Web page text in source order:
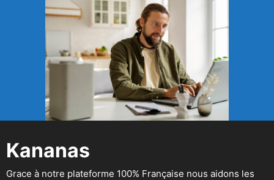
Kananas
Grace à notre plateforme 100% Française nous aidons les